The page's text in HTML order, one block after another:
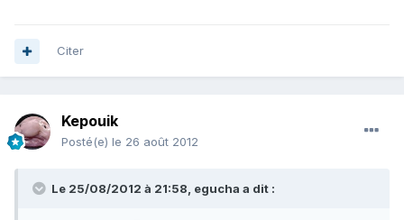
Citer
Kepouik
Posté(e) le 26 août 2012
Le 25/08/2012 à 21:58, egucha a dit :